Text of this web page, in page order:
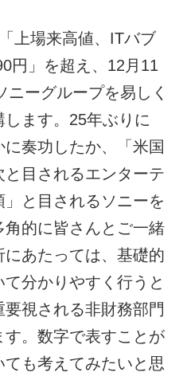
上場来高値、ITバブ
円」を超え、12月11
ニーグループを易しく
ます。25年ぶりに
に奏功したか、「米国
目されるエンターテ
と目されるソニーを
的に皆さんとご一緒
あたっては、基礎的
分かりやすく行うと
視される非財務部門
。数字で表すことが
も考えてみたいと思